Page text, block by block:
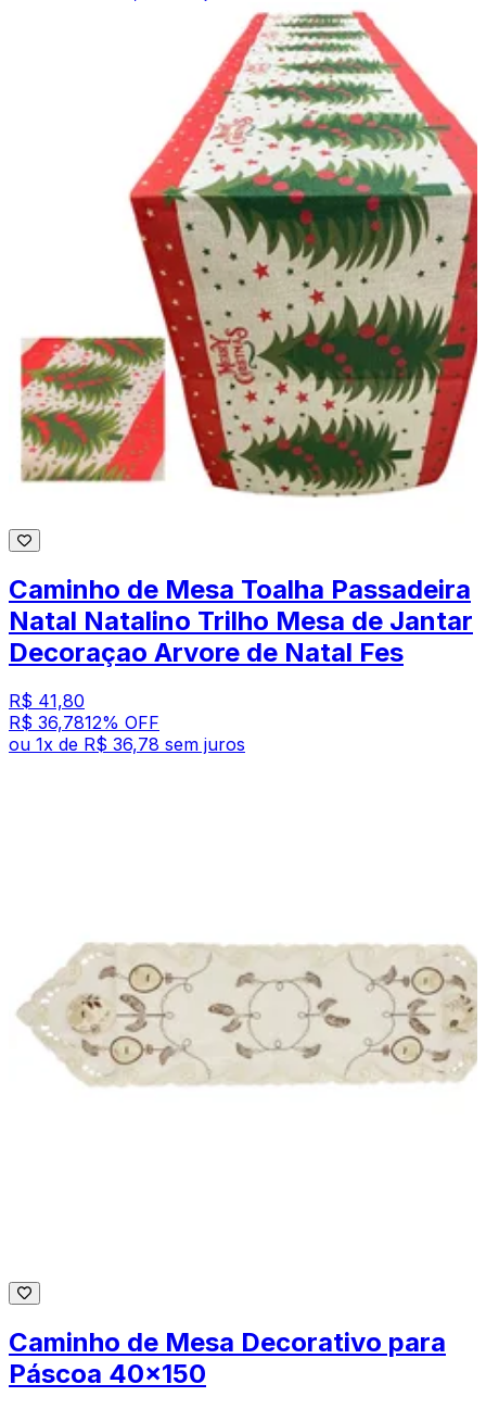
Caminho de Mesa Toalha Passadeira
Natal Natalino Trilho Mesa de Jantar
Decoraçao Arvore de Natal Fes
R$ 41,80
R$ 36,7812% OFF
ou 1x de R$ 36,78 sem juros
Caminho de Mesa Decorativo para
Páscoa 40x150